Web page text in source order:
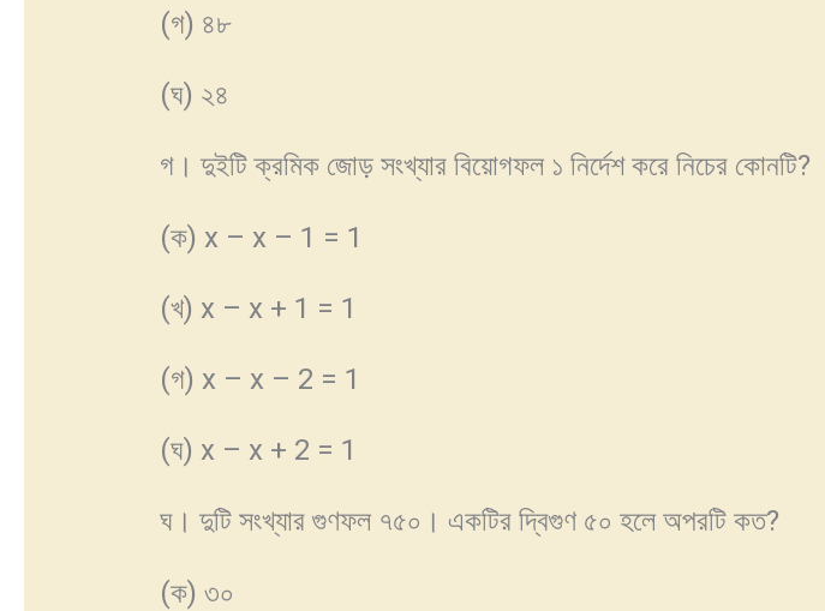
(গ) ৪৮
(ঘ) ২৪
গ। দুইটি ক্রমিক জোড় সংখ্যার বিয়োগফল ১ নির্দেশ করে নিচের কোনটি?
(ক) x – x – 1 = 1
(খ) x – x + 1 = 1
(গ) x – x – 2 = 1
(ঘ) x – x + 2 = 1
ঘ। দুটি সংখ্যার গুণফল ৭৫০। একটির দ্বিগুণ ৫০ হলে অপরটি কত?
(ক) ৩০